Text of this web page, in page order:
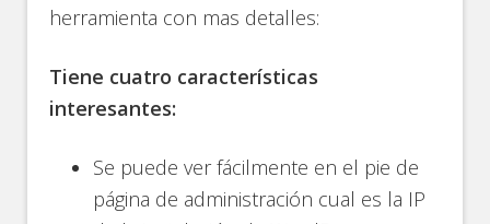
herramienta con mas detalles:
Tiene cuatro características
interesantes:
Se puede ver fácilmente en el pie de
página de administración cual es la IP